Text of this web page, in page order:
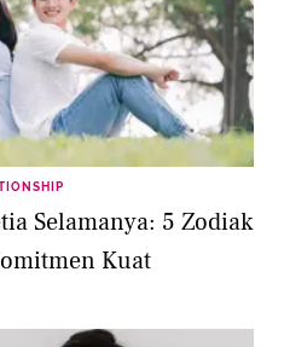
Selamanya: 5 Zodiak
Kuat